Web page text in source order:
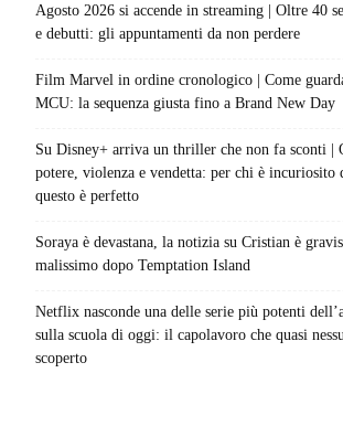
Agosto 2026 si accende in streaming | Oltre 40
e debutti: gli appuntamenti da non perdere
Film Marvel in ordine cronologico | Come
MCU: la sequenza giusta fino a Brand New Day
Su Disney+ arriva un thriller che non fa sconti |
potere, violenza e vendetta: per chi è incuriosito
questo è perfetto
Soraya è devastana, la notizia su Cristian è
malissimo dopo Temptation Island
Netflix nasconde una delle serie più potenti
sulla scuola di oggi: il capolavoro che quasi
scoperto